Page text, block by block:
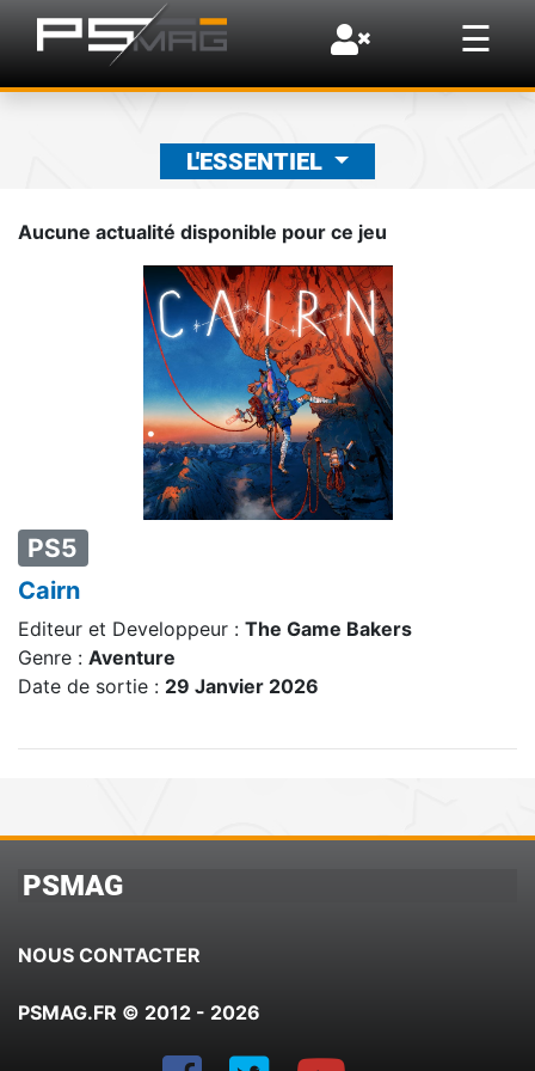
☰
×
L'ESSENTIEL
PS5
Cairn
Editeur et Developpeur : The Game Bakers
Genre : Aventure
Date de sortie : 29 Janvier 2026
Aucune actualité disponible pour ce jeu
PSMAG
NOUS CONTACTER
PSMAG.FR © 2012 - 2026